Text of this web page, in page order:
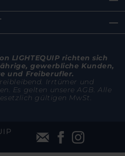
LIGHTEQUIP richten sich
gewerbliche Kunden,
und Freiberufler.
Irrtümer und
Es gelten unsere AGB. Alle
gültigen MwSt.